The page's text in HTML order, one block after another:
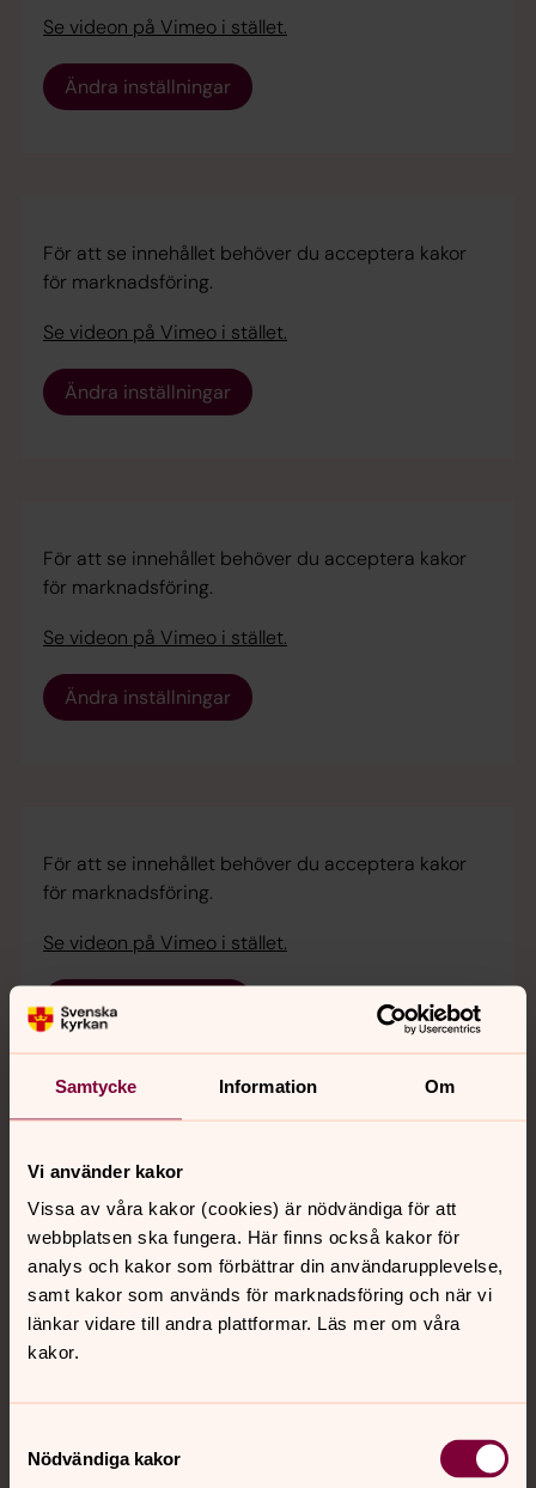
Samtycke Information Om
Vi använder kakor
Vissa av våra kakor (cookies) är nödvändiga för att
webbplatsen ska fungera. Här finns också kakor för
analys och kakor som förbättrar din användarupplevelse,
samt kakor som används för marknadsföring och när vi
länkar vidare till andra plattformar. Läs mer om våra
kakor.
Nödvändiga kakor
Se videon på Vimeo i stället.
Ändra inställningar
För att se innehållet behöver du acceptera kakor
för marknadsföring.
Se videon på Vimeo i stället.
Ändra inställningar
För att se innehållet behöver du acceptera kakor
för marknadsföring.
Se videon på Vimeo i stället.
Ändra inställningar
För att se innehållet behöver du acceptera kakor
för marknadsföring.
Se videon på Vimeo i stället.
Ändra inställningar
För att se innehållet behöver du acceptera kakor
för marknadsföring.
Se videon på Vimeo i stället.
Ändra inställningar
För att se innehållet behöver du acceptera kakor